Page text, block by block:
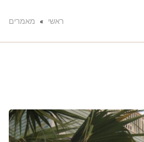
ראשי » מאמרים